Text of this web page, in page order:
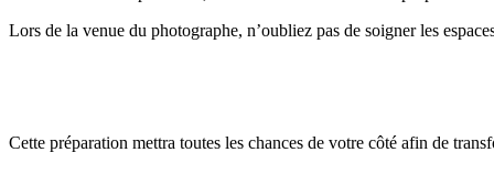
Lors de la venue du photographe, n’oubliez pas de soigner les
Cette préparation mettra toutes les chances de votre côté afin de